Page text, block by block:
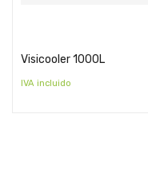
Visicooler 1000L
IVA incluido